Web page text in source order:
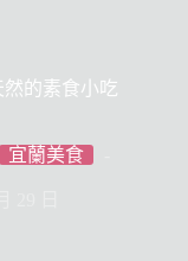
然的素食小吃
宜蘭美食